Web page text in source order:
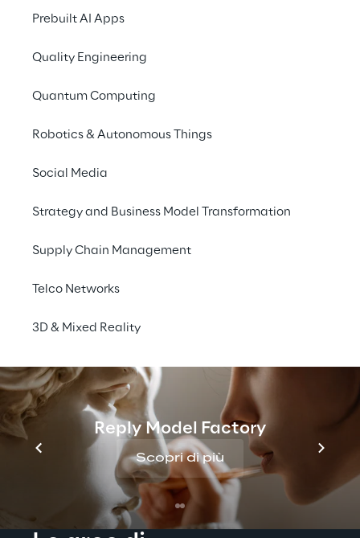
Prebuilt AI Apps
Quality Engineering
Quantum Computing
Robotics & Autonomous Things
Social Media
Strategy and Business Model Transformation
Supply Chain Management
Telco Networks
3D & Mixed Reality
Reply Model Factory
Scopri di più
Creare prodotti e servizi
sono sempre più pervasivi. Ma qual è il
strategia, design e sviluppo, per ottenere il
connessa?
All’interno del Connected Products Lab,
prodotti e servizi connessi: dalla value
proposition, alla customer journey
dell’utente finale, fino al disegno delle
interfacce di dettaglio e alla definizione
delle architetture tecnologiche.